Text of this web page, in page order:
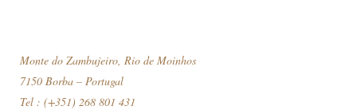
Monte do Zambujeiro, Rio de Moinhos
7150 Borba – Portugal
Tel : (+351) 268 801 431